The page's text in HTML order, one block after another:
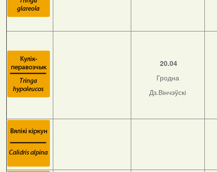
20.04
Гродна
Дз.Вінчэўскі